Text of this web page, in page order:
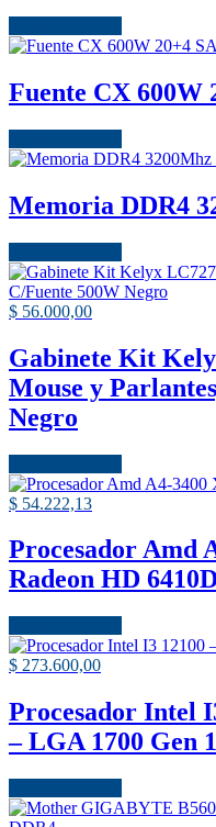
Fuente CX 600W
Memoria DDR4
$ 56.000,00
Gabinete Kit
Mouse y
Negro
$ 54.222,13
Procesador Amd
Radeon HD
$ 273.600,00
Procesador Intel
– LGA 1700 Gen